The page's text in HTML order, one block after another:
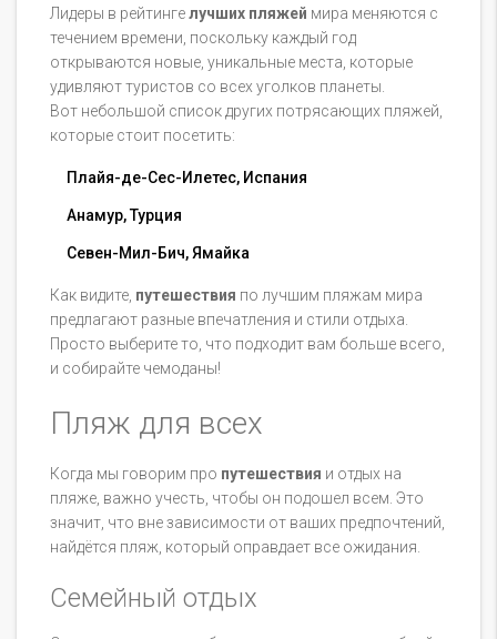
Лидеры в рейтингелучших пляжей мира меняются с
течением времени, поскольку каждый год
открываются новые, уникальные места, которые
удивляют туристов со всех уголков планеты.
Вот небольшой список других потрясающих пляжей,
которые стоит посетить:
Плайя-де-Сес-Илетес, Испания
Анамур, Турция
Севен-Мил-Бич, Ямайка
Как видите, путешествия по лучшим пляжам мира
предлагают разные впечатления и стили отдыха.
Просто выберите то, что подходит вам больше всего,
и собирайте чемоданы!
Пляж для всех
Когда мы говорим про путешествия и отдых на
пляже, важно учесть, чтобы он подошел всем. Это
значит, что вне зависимости от ваших предпочтений,
найдётся пляж, который оправдает все ожидания.
Семейный отдых